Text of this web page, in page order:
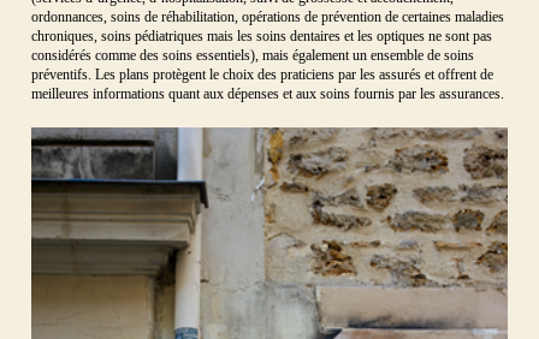
ordonnances, soins de réhabilitation, opérations de prévention de certaines maladies
chroniques, soins pédiatriques mais les soins dentaires et les optiques ne sont pas
considérés comme des soins essentiels), mais également un ensemble de soins
préventifs. Les plans protègent le choix des praticiens par les assurés et offrent de
meilleures informations quant aux dépenses et aux soins fournis par les assurances.